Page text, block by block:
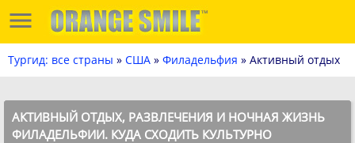
Тургид: все страны » США » Филадельфия » Активный отдых
АКТИВНЫЙ ОТДЫХ, РАЗВЛЕЧЕНИЯ И НОЧНАЯ ЖИЗНЬ
ФИЛАДЕЛЬФИИ. КУДА СХОДИТЬ КУЛЬТУРНО